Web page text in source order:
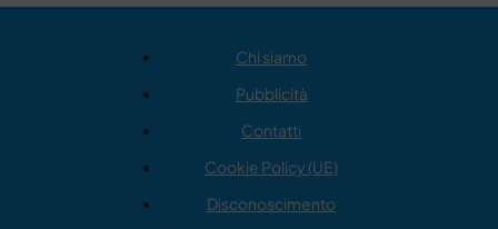
Chi siamo
Pubblicità
Contatti
Cookie Policy (UE)
Disconoscimento